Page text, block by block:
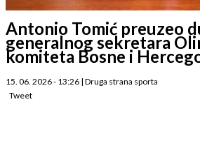
Antonio Tomić preuzeo
generalnog sekretara
komiteta Bosne i
15. 06. 2026 - 13:26 | Druga strana sporta
Tweet